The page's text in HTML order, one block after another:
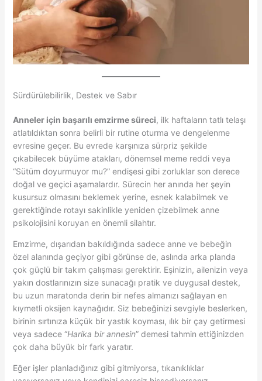
Sürdürülebilirlik, Destek ve Sabır
Anneler için başarılı emzirme süreci, ilk haftaların tatlı telaşı
atlatıldıktan sonra belirli bir rutine oturma ve dengelenme
evresine geçer. Bu evrede karşınıza sürpriz şekilde
çıkabilecek büyüme atakları, dönemsel meme reddi veya
“Sütüm doyurmuyor mu?” endişesi gibi zorluklar son derece
doğal ve geçici aşamalardır. Sürecin her anında her şeyin
kusursuz olmasını beklemek yerine, esnek kalabilmek ve
gerektiğinde rotayı sakinlikle yeniden çizebilmek anne
psikolojisini koruyan en önemli silahtır.
Emzirme, dışarıdan bakıldığında sadece anne ve bebeğin
özel alanında geçiyor gibi görünse de, aslında arka planda
çok güçlü bir takım çalışması gerektirir. Eşinizin, ailenizin veya
yakın dostlarınızın size sunacağı pratik ve duygusal destek,
bu uzun maratonda derin bir nefes almanızı sağlayan en
kıymetli oksijen kaynağıdır. Siz bebeğinizi sevgiyle beslerken,
birinin sırtınıza küçük bir yastık koyması, ılık bir çay getirmesi
veya sadece “Harika bir annesin” demesi tahmin ettiğinizden
çok daha büyük bir fark yaratır.
Eğer işler planladığınız gibi gitmiyorsa, tıkanıklıklar